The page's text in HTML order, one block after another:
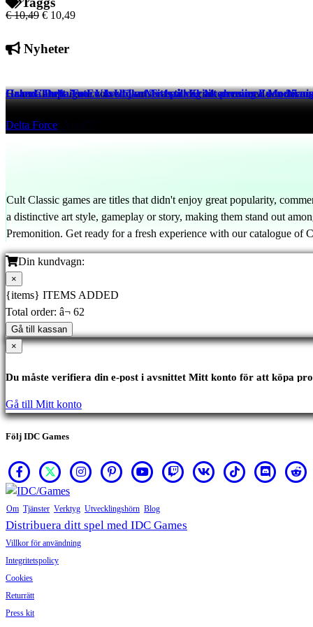
€ 10,49 € 10,49
Nyheter
Halo: Campaign Evolved Lanseras till Kritikerros med
Halo Infinite 6 hrs ago
Grand Theft Auto VI: Utökat Titt på väg att premiera den 27
Grand Theft Auto V
Garena Delta Force Avslöjar Mechanical Awakening
Delta Force 6 hrs ago
Cult Classic games are titles that didn't enjoy great popularity,
a distinctive art style, gameplay or story, making them stand out
Premonition. Get ready for a fresh experience with our catalogue of
Din kundvagn:
×
{items} ITEMS ADDED
Total order: â¬ 62
Gå till kassan
×
Du måste verifiera din e-post i avsnittet Mitt konto för att köpa
Gå till Mitt konto
Följ IDC Games
Om Tjänster Verktyg Utvecklingshörn Blog
Distribuera ditt spel med IDC Games
Villkor för användning
Integritetspolicy
Cookies
Returrätt
Press kit